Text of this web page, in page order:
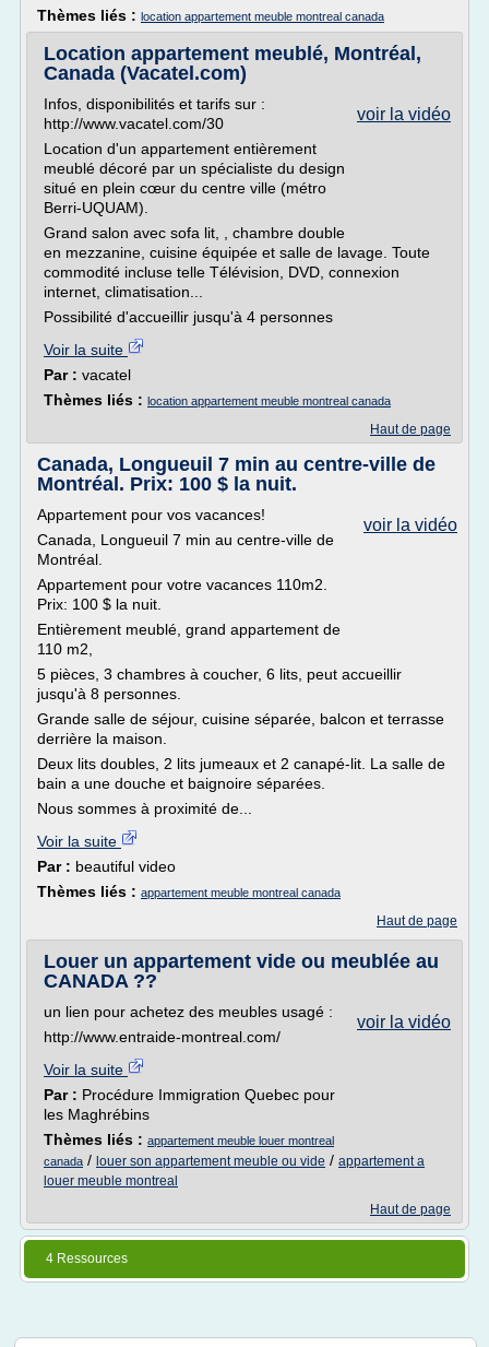
Thèmes liés : location appartement meuble montreal canada
Location appartement meublé, Montréal,
Canada (Vacatel.com)
voir la vidéo
Infos, disponibilités et tarifs sur :
http://www.vacatel.com/30
Location d'un appartement entièrement
meublé décoré par un spécialiste du design
situé en plein cœur du centre ville (métro
Berri-UQUAM).
Grand salon avec sofa lit, , chambre double
en mezzanine, cuisine équipée et salle de lavage. Toute
commodité incluse telle Télévision, DVD, connexion
internet, climatisation...
Possibilité d'accueillir jusqu'à 4 personnes
Voir la suite
Par : vacatel
Thèmes liés : location appartement meuble montreal canada
Haut de page
Canada, Longueuil 7 min au centre-ville de
Montréal. Prix: 100 $ la nuit.
voir la vidéo
Appartement pour vos vacances!
Canada, Longueuil 7 min au centre-ville de
Montréal.
Appartement pour votre vacances 110m2.
Prix: 100 $ la nuit.
Entièrement meublé, grand appartement de
110 m2,
5 pièces, 3 chambres à coucher, 6 lits, peut accueillir
jusqu'à 8 personnes.
Grande salle de séjour, cuisine séparée, balcon et terrasse
derrière la maison.
Deux lits doubles, 2 lits jumeaux et 2 canapé-lit. La salle de
bain a une douche et baignoire séparées.
Nous sommes à proximité de...
Voir la suite
Par : beautiful video
Thèmes liés : appartement meuble montreal canada
Haut de page
Louer un appartement vide ou meublée au
CANADA ??
voir la vidéo
un lien pour achetez des meubles usagé :
http://www.entraide-montreal.com/
Voir la suite
Par : Procédure Immigration Quebec pour
les Maghrébins
Thèmes liés : appartement meuble louer montreal
canada / louer son appartement meuble ou vide / appartement a
louer meuble montreal
Haut de page
4 Ressources